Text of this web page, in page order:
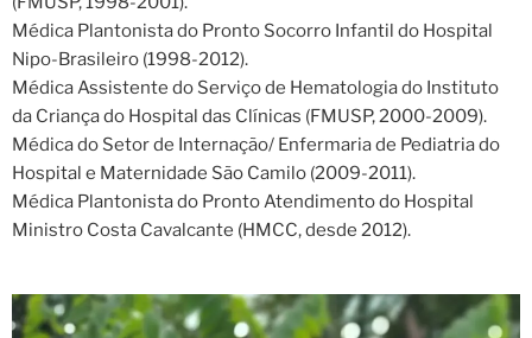
Médica Plantonista do Pronto Socorro Infantil do Hospital
Nipo-Brasileiro (1998-2012).
Médica Assistente do Serviço de Hematologia do Instituto
da Criança do Hospital das Clínicas (FMUSP, 2000-2009).
Médica do Setor de Internação/ Enfermaria de Pediatria do
Hospital e Maternidade São Camilo (2009-2011).
Médica Plantonista do Pronto Atendimento do Hospital
Ministro Costa Cavalcante (HMCC, desde 2012).